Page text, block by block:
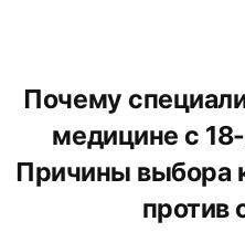
Почему
медицине с
Причины выбора
против